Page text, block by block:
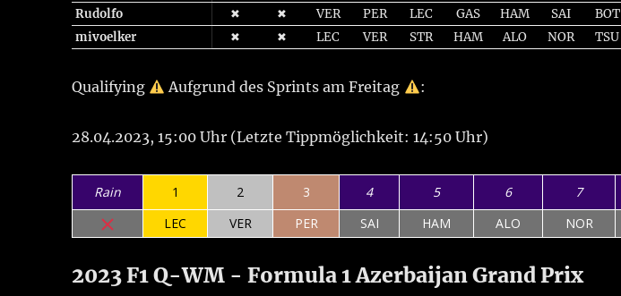
Rudolfo
✖ ✖ VER PER LEC GAS HAM SAI BOT
mivoelker
✖ ✖ LEC VER STR HAM ALO NOR TSU
Qualifying Aufgrund des Sprints am Freitag :
28.04.2023, 15:00 Uhr (Letzte Tippmöglichkeit: 14:50 Uhr)
Rain 1 2 3 4 5 6 7
LEC
VER PER SAI HAM ALO NOR
2023 F1 Q-WM - Formula 1 Azerbaijan Grand Prix